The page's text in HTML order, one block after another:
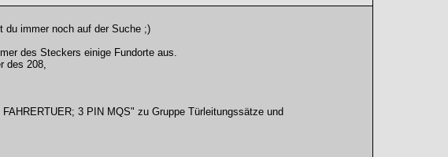
du immer noch auf der Suche ;)
des Steckers einige Fundorte aus.
des 208,
3 PIN MQS" zu Gruppe Türleitungssätze und